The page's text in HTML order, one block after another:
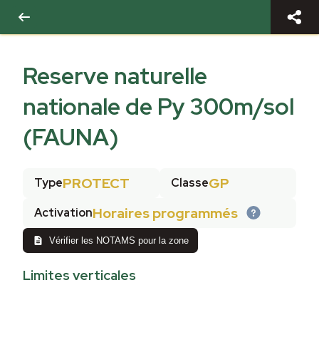
Reserve naturelle
nationale de Py 300m/sol
(FAUNA)
TypePROTECT ClasseGP
ActivationHoraires programmés
Vérifier les NOTAMS pour la zone
Limites verticales